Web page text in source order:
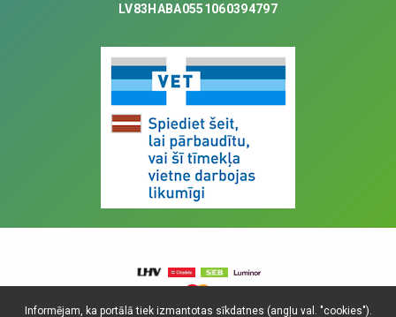
Informējam, ka portālā tiek izmantotas sīkdatnes (angļu val. "cookies").
LV83HABA0551060394797